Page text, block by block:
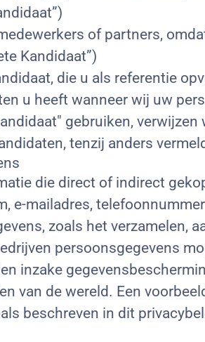
of partners,
Kandidaat”)
die u als referentie
u heeft wanneer wij uw
gebruiken,
tenzij anders
die direct of indirect
e-mailadres,
zoals het verzamelen,
persoonsgegevens
inzake
van de wereld. Een
beschreven in dit